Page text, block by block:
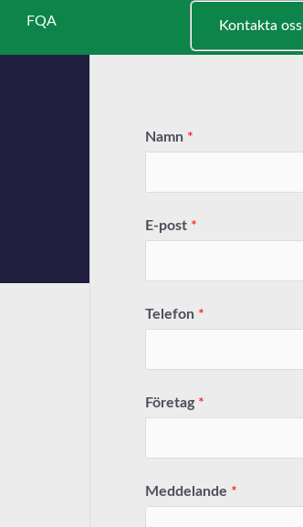
FQA Kontakta oss
Namn *
E-post *
Telefon *
Företag *
Meddelande *